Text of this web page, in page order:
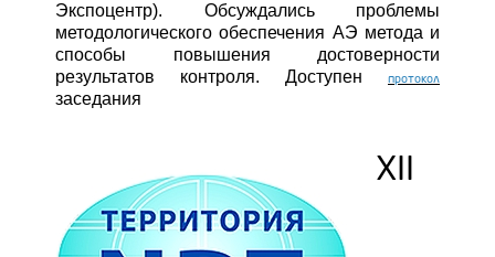
Экспоцентр). Обсуждались проблемы
методологического обеспечения АЭ метода и
способы повышения достоверности
результатов контроля. Доступен
протокол
заседания
XII